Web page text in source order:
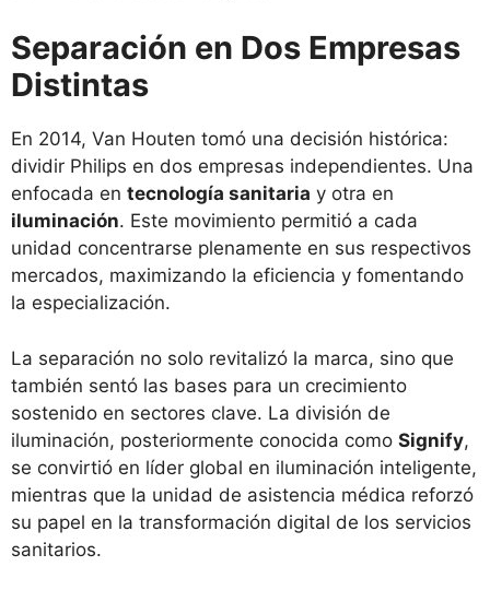
Separación en Dos Empresas
Distintas
En 2014, Van Houten tomó una decisión histórica:
dividir Philips en dos empresas independientes. Una
enfocada en tecnología sanitaria y otra en
iluminación. Este movimiento permitió a cada
unidad concentrarse plenamente en sus respectivos
mercados, maximizando la eficiencia y fomentando
la especialización.
La separación no solo revitalizó la marca, sino que
también sentó las bases para un crecimiento
sostenido en sectores clave. La división de
iluminación, posteriormente conocida como Signify,
se convirtió en líder global en iluminación inteligente,
mientras que la unidad de asistencia médica reforzó
su papel en la transformación digital de los servicios
sanitarios.